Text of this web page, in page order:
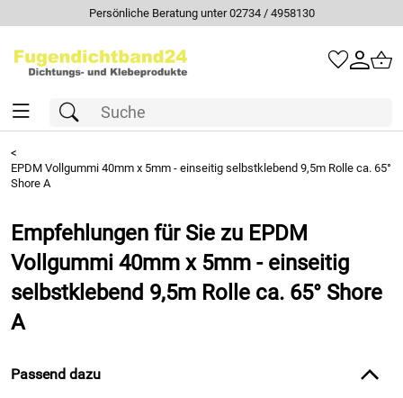
Persönliche Beratung unter 02734 / 4958130
<
EPDM Vollgummi 40mm x 5mm - einseitig selbstklebend 9,5m Rolle ca. 65°
Shore A
Empfehlungen für Sie zu EPDM
Vollgummi 40mm x 5mm - einseitig
selbstklebend 9,5m Rolle ca. 65° Shore
A
Passend dazu